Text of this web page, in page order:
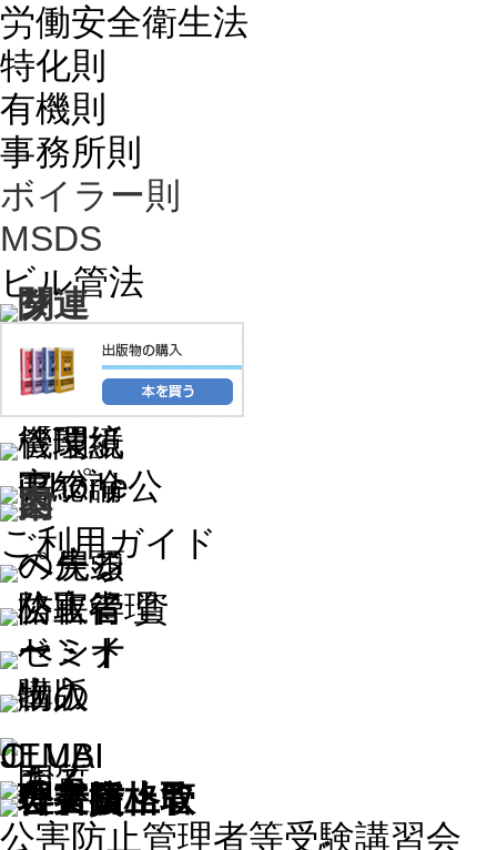
労働安全衛生法
特化則
有機則
事務所則
ボイラー則
MSDS
ビル管法
ご利用ガイド
公害防止管理者等受験講習会